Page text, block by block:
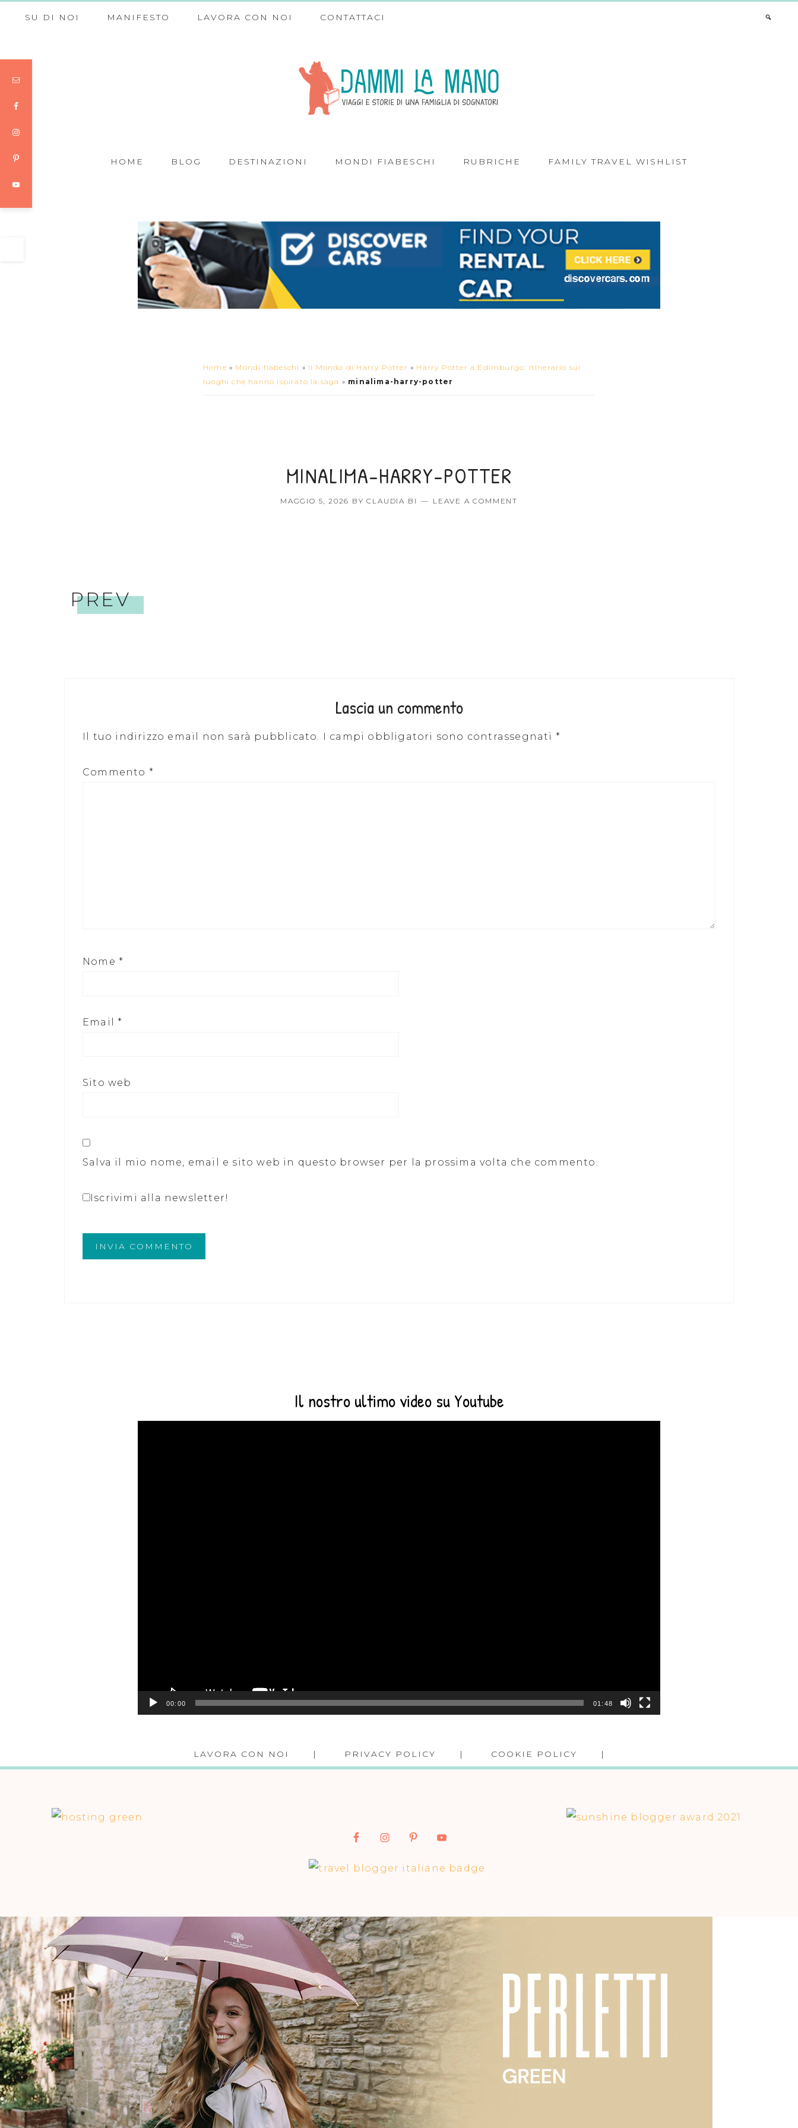
SU DI NOI MANIFESTO LAVORA CON NOI CONTATTACI
HOME BLOG DESTINAZIONI MONDI FIABESCHI RUBRICHE FAMILY TRAVEL WISHLIST
Home » Mondi fiabeschi » Il Mondo di Harry Potter » Harry Potter a Edimburgo: itinerario sui
luoghi che hanno ispirato la saga » minalima-harry-potter
MINALIMA-HARRY-POTTER
MAGGIO 5, 2026 BYCLAUDIA BI LEAVE A COMMENT
PREV
Lascia un commento
Il tuo indirizzo email non sarà pubblicato. I campi obbligatori sono contrassegnati *
Commento *
Nome *
Email *
Sito web
Salva il mio nome, email e sito web in questo browser per la prossima volta che commento.
Iscrivimi alla newsletter!
Il nostro ultimo video su Youtube
00:00 01:48
LAVORA CON NOI PRIVACY POLICY COOKIE POLICY